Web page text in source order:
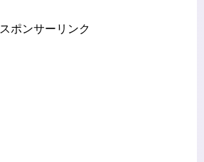
スポンサーリンク